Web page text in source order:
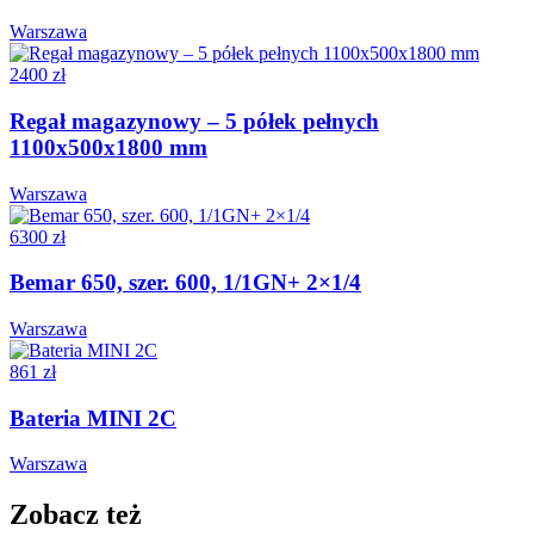
Warszawa
2400 zł
Regał magazynowy – 5 półek pełnych
1100x500x1800 mm
Warszawa
6300 zł
Bemar 650, szer. 600, 1/1GN+ 2×1/4
Warszawa
861 zł
Bateria MINI 2C
Warszawa
Zobacz też